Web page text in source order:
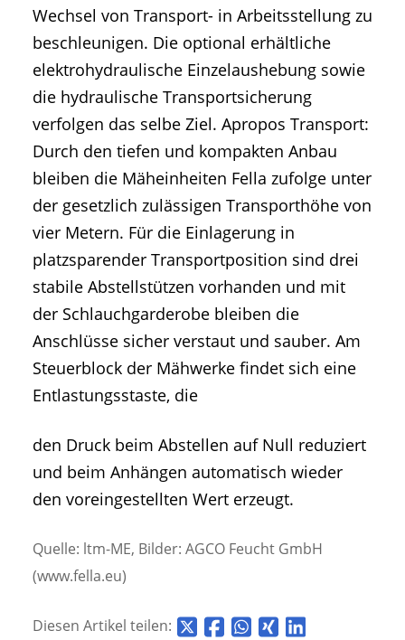
Wechsel von Transport- in Arbeitsstellung zu
beschleunigen. Die optional erhältliche
elektrohydraulische Einzelaushebung sowie
die hydraulische Transportsicherung
verfolgen das selbe Ziel. Apropos Transport:
Durch den tiefen und kompakten Anbau
bleiben die Mäheinheiten Fella zufolge unter
der gesetzlich zulässigen Transporthöhe von
vier Metern. Für die Einlagerung in
platzsparender Transportposition sind drei
stabile Abstellstützen vorhanden und mit
der Schlauchgarderobe bleiben die
Anschlüsse sicher verstaut und sauber. Am
Steuerblock der Mähwerke findet sich eine
Entlastungsstaste, die
den Druck beim Abstellen auf Null reduziert
und beim Anhängen automatisch wieder
den voreingestellten Wert erzeugt.
Quelle: ltm-ME, Bilder: AGCO Feucht GmbH
(www.fella.eu)
Diesen Artikel teilen: